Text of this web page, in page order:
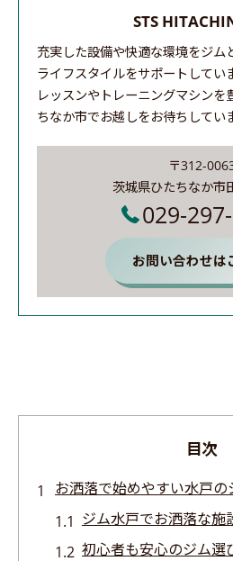
STS
充実した設備や快適な環境をジム
ライフスタイルをサポートしてい
レッスンやトレーニングマシンを
ちなか市でお越しをお待ちしてい
〒312-
茨城県ひたちなか市
029-
お問い合わせは
目次
お洒落で始めやすい水戸の
ジム水戸でお洒落な施
初心者も安心のジム選